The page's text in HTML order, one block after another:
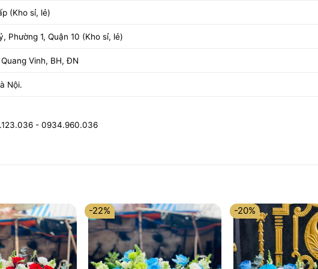
(Kho sỉ, lẻ)
Phường 1, Quận 10 (Kho sỉ, lẻ)
Vinh, BH, ĐN
Nội.
- 0934.960.036
-22% -20%